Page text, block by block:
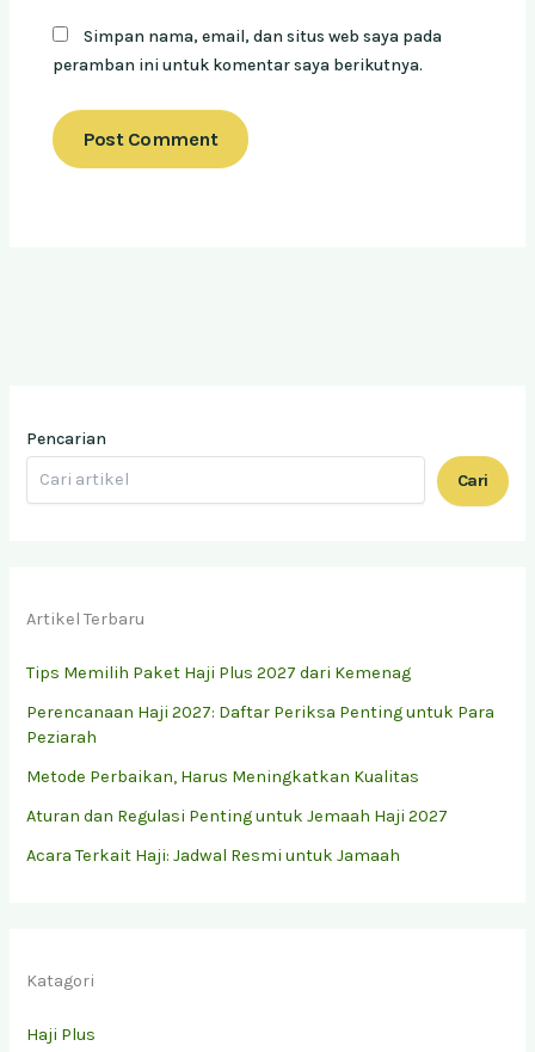
Simpan nama, email, dan situs web saya pada
peramban ini untuk komentar saya berikutnya.
Pencarian
Cari
Artikel Terbaru
Tips Memilih Paket Haji Plus 2027 dari Kemenag
Perencanaan Haji 2027: Daftar Periksa Penting untuk Para
Peziarah
Metode Perbaikan, Harus Meningkatkan Kualitas
Aturan dan Regulasi Penting untuk Jemaah Haji 2027
Acara Terkait Haji: Jadwal Resmi untuk Jamaah
Katagori
Haji Plus